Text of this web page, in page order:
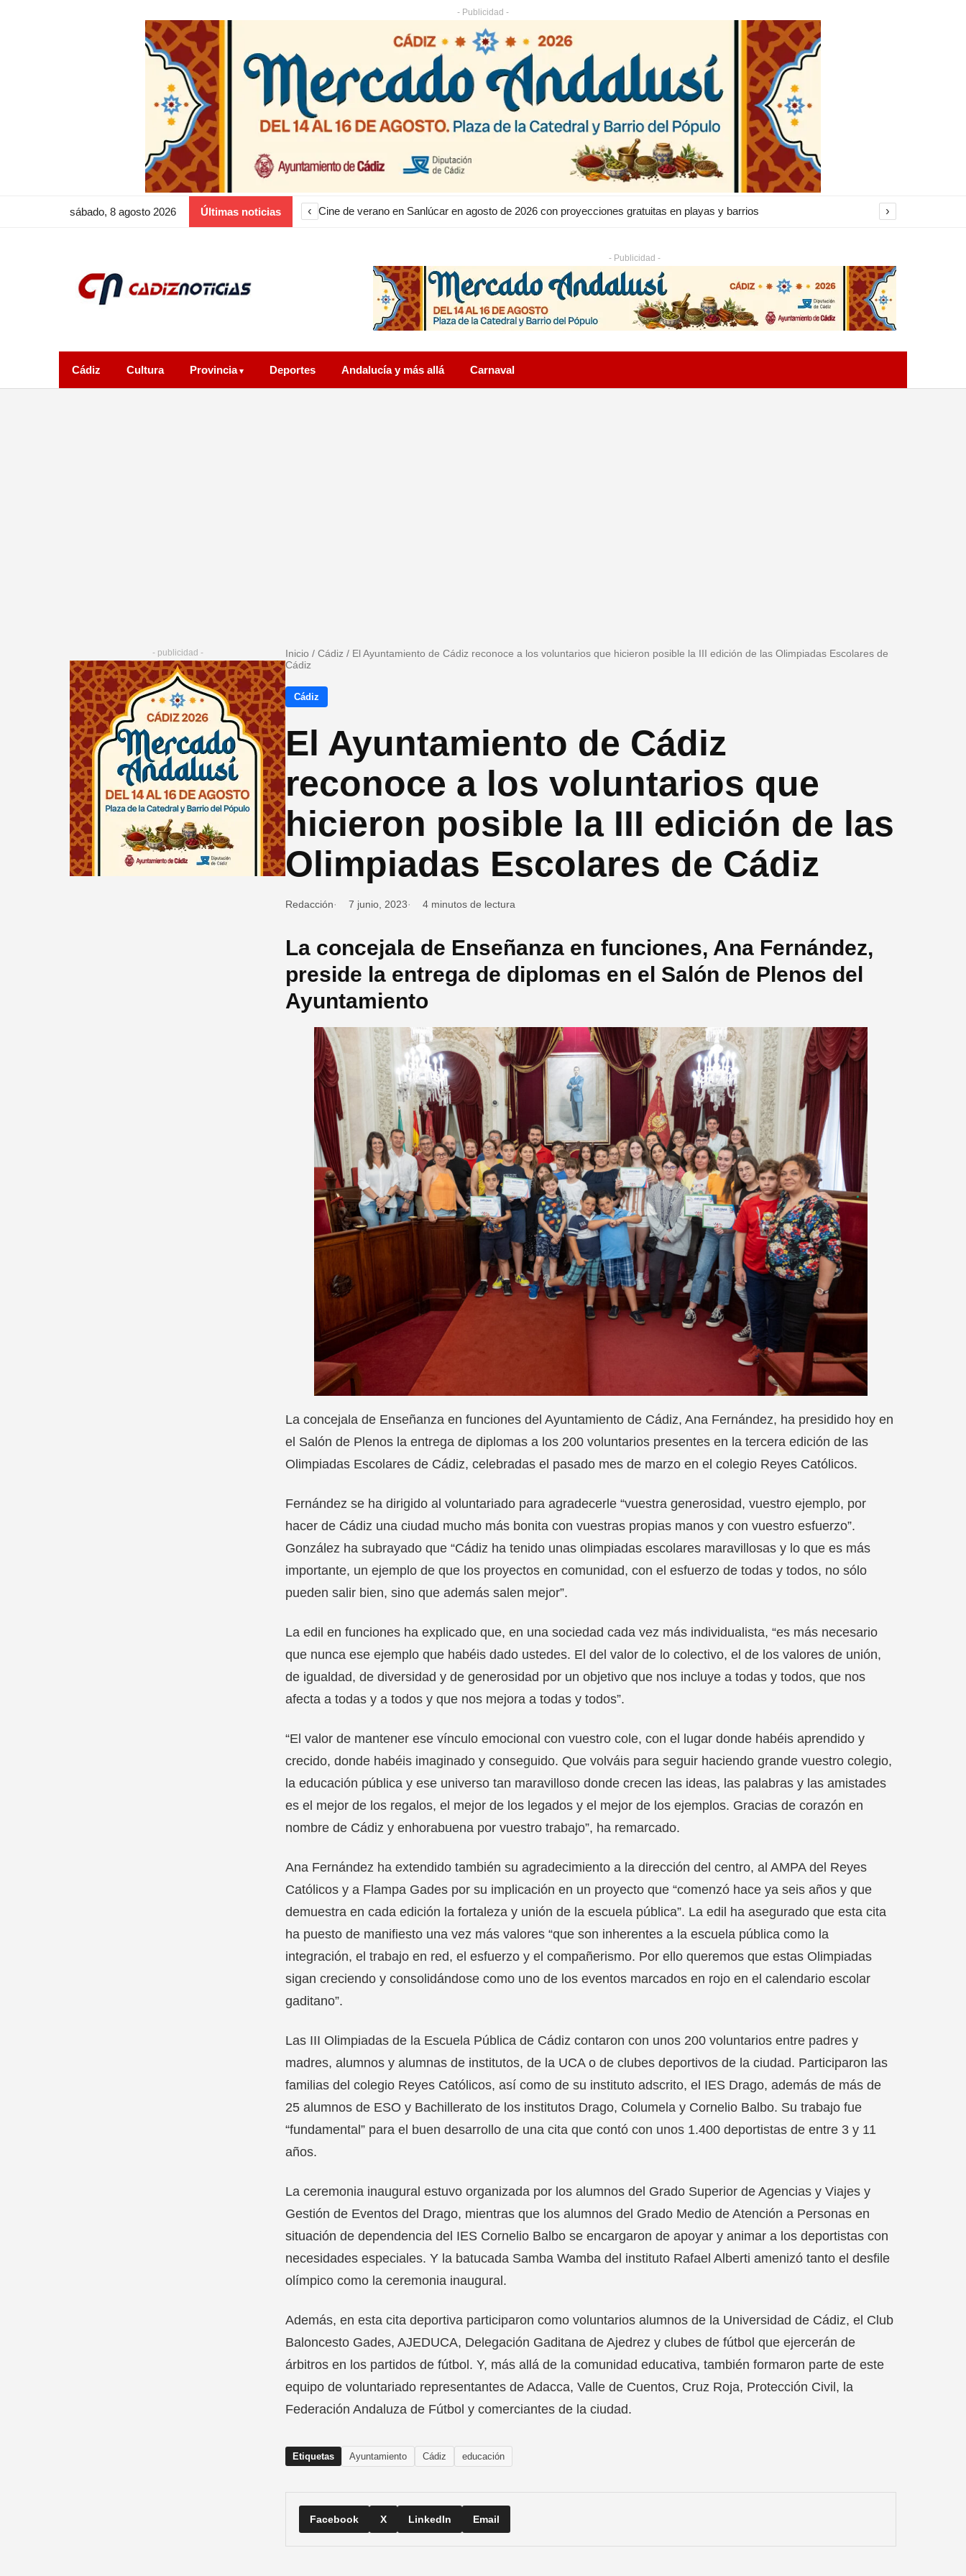
- Publicidad -
sábado, 8 agosto 2026 Últimas noticias ‹ Cine de verano en Sanlúcar en agosto de 2026 con proyecciones gratuitas en playas y barrios ›
- Publicidad -
Cádiz Cultura Provincia Deportes Andalucía y más allá Carnaval
- publicidad - Inicio / Cádiz / El Ayuntamiento de Cádiz reconoce a los voluntarios que hicieron posible la III edición de las Olimpiadas Escolares de
Cádiz
Cádiz
El Ayuntamiento de Cádiz
reconoce a los voluntarios que
hicieron posible la III edición de las
Olimpiadas Escolares de Cádiz
Redacción 7 junio, 2023 4 minutos de lectura
La concejala de Enseñanza en funciones, Ana Fernández,
preside la entrega de diplomas en el Salón de Plenos del
Ayuntamiento
La concejala de Enseñanza en funciones del Ayuntamiento de Cádiz, Ana Fernández, ha presidido hoy en
el Salón de Plenos la entrega de diplomas a los 200 voluntarios presentes en la tercera edición de las
Olimpiadas Escolares de Cádiz, celebradas el pasado mes de marzo en el colegio Reyes Católicos.
Fernández se ha dirigido al voluntariado para agradecerle “vuestra generosidad, vuestro ejemplo, por
hacer de Cádiz una ciudad mucho más bonita con vuestras propias manos y con vuestro esfuerzo”.
González ha subrayado que “Cádiz ha tenido unas olimpiadas escolares maravillosas y lo que es más
importante, un ejemplo de que los proyectos en comunidad, con el esfuerzo de todas y todos, no sólo
pueden salir bien, sino que además salen mejor”.
La edil en funciones ha explicado que, en una sociedad cada vez más individualista, “es más necesario
que nunca ese ejemplo que habéis dado ustedes. El del valor de lo colectivo, el de los valores de unión,
de igualdad, de diversidad y de generosidad por un objetivo que nos incluye a todas y todos, que nos
afecta a todas y a todos y que nos mejora a todas y todos”.
“El valor de mantener ese vínculo emocional con vuestro cole, con el lugar donde habéis aprendido y
crecido, donde habéis imaginado y conseguido. Que volváis para seguir haciendo grande vuestro colegio,
la educación pública y ese universo tan maravilloso donde crecen las ideas, las palabras y las amistades
es el mejor de los regalos, el mejor de los legados y el mejor de los ejemplos. Gracias de corazón en
nombre de Cádiz y enhorabuena por vuestro trabajo”, ha remarcado.
Ana Fernández ha extendido también su agradecimiento a la dirección del centro, al AMPA del Reyes
Católicos y a Flampa Gades por su implicación en un proyecto que “comenzó hace ya seis años y que
demuestra en cada edición la fortaleza y unión de la escuela pública”. La edil ha asegurado que esta cita
ha puesto de manifiesto una vez más valores “que son inherentes a la escuela pública como la
integración, el trabajo en red, el esfuerzo y el compañerismo. Por ello queremos que estas Olimpiadas
sigan creciendo y consolidándose como uno de los eventos marcados en rojo en el calendario escolar
gaditano”.
Las III Olimpiadas de la Escuela Pública de Cádiz contaron con unos 200 voluntarios entre padres y
madres, alumnos y alumnas de institutos, de la UCA o de clubes deportivos de la ciudad. Participaron las
familias del colegio Reyes Católicos, así como de su instituto adscrito, el IES Drago, además de más de
25 alumnos de ESO y Bachillerato de los institutos Drago, Columela y Cornelio Balbo. Su trabajo fue
“fundamental” para el buen desarrollo de una cita que contó con unos 1.400 deportistas de entre 3 y 11
años.
La ceremonia inaugural estuvo organizada por los alumnos del Grado Superior de Agencias y Viajes y
Gestión de Eventos del Drago, mientras que los alumnos del Grado Medio de Atención a Personas en
situación de dependencia del IES Cornelio Balbo se encargaron de apoyar y animar a los deportistas con
necesidades especiales. Y la batucada Samba Wamba del instituto Rafael Alberti amenizó tanto el desfile
olímpico como la ceremonia inaugural.
Además, en esta cita deportiva participaron como voluntarios alumnos de la Universidad de Cádiz, el Club
Baloncesto Gades, AJEDUCA, Delegación Gaditana de Ajedrez y clubes de fútbol que ejercerán de
árbitros en los partidos de fútbol. Y, más allá de la comunidad educativa, también formaron parte de este
equipo de voluntariado representantes de Adacca, Valle de Cuentos, Cruz Roja, Protección Civil, la
Federación Andaluza de Fútbol y comerciantes de la ciudad.
Etiquetas Ayuntamiento Cádiz educación
Facebook X LinkedIn Email